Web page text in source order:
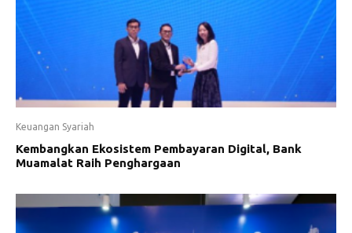
Keuangan Syariah
Kembangkan Ekosistem Pembayaran Digital, Bank
Muamalat Raih Penghargaan